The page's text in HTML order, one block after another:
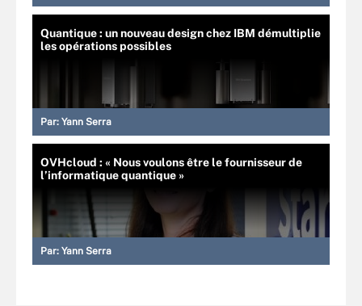
Quantique : un nouveau design chez IBM démultiplie
les opérations possibles
Par: Yann Serra
OVHcloud : « Nous voulons être le fournisseur de
l’informatique quantique »
Par: Yann Serra